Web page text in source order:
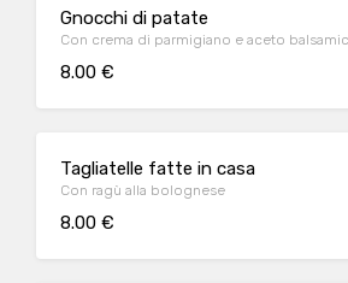
Gnocchi di patate
Con crema di parmigiano e aceto
8.00 €
Tagliatelle fatte in casa
Con ragù alla bolognese
8.00 €